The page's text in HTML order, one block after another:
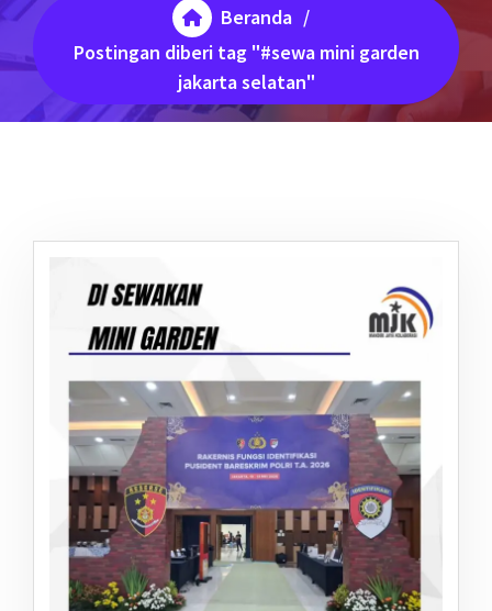
Beranda /
Postingan diberi tag "#sewa mini garden
jakarta selatan"